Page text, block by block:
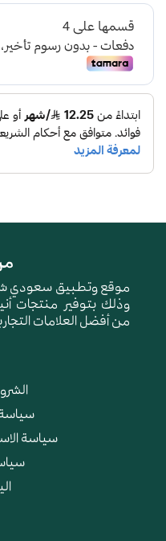
موقع وتطبيق سعودي
وذلك بتوفير منتجات
من أفضل العلامات
سياسة